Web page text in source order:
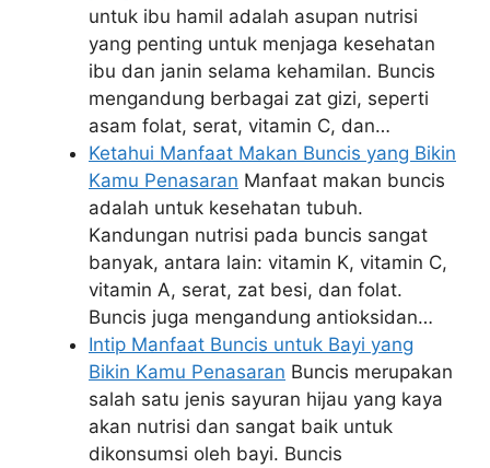
untuk ibu hamil adalah asupan nutrisi
yang penting untuk menjaga kesehatan
ibu dan janin selama kehamilan. Buncis
mengandung berbagai zat gizi, seperti
asam folat, serat, vitamin C, dan…
Ketahui Manfaat Makan Buncis yang Bikin
Kamu Penasaran Manfaat makan buncis
adalah untuk kesehatan tubuh.
Kandungan nutrisi pada buncis sangat
banyak, antara lain: vitamin K, vitamin C,
vitamin A, serat, zat besi, dan folat.
Buncis juga mengandung antioksidan…
Intip Manfaat Buncis untuk Bayi yang
Bikin Kamu Penasaran Buncis merupakan
salah satu jenis sayuran hijau yang kaya
akan nutrisi dan sangat baik untuk
dikonsumsi oleh bayi. Buncis